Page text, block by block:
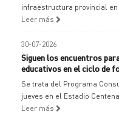
infraestructura provincial
Leer más
30-07-2026
Siguen los encuentros
educativos en el ciclo de
Se trata del Programa
jueves en el Estadio
Leer más